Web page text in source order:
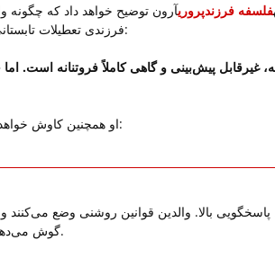
فلسفه فرزندپروریآرون توضیح خواهد داد که چگونه
فرزندی تعطیلات تابستانی، چالش‌ها را به فرصت‌های رشد تبدیل کنند:
او همچنین کاوش، از جمله:
پاسخگویی بالا. والدین قوانین روشنی وضع
گوش می‌دهند و به آنها احترام می‌گذارند.